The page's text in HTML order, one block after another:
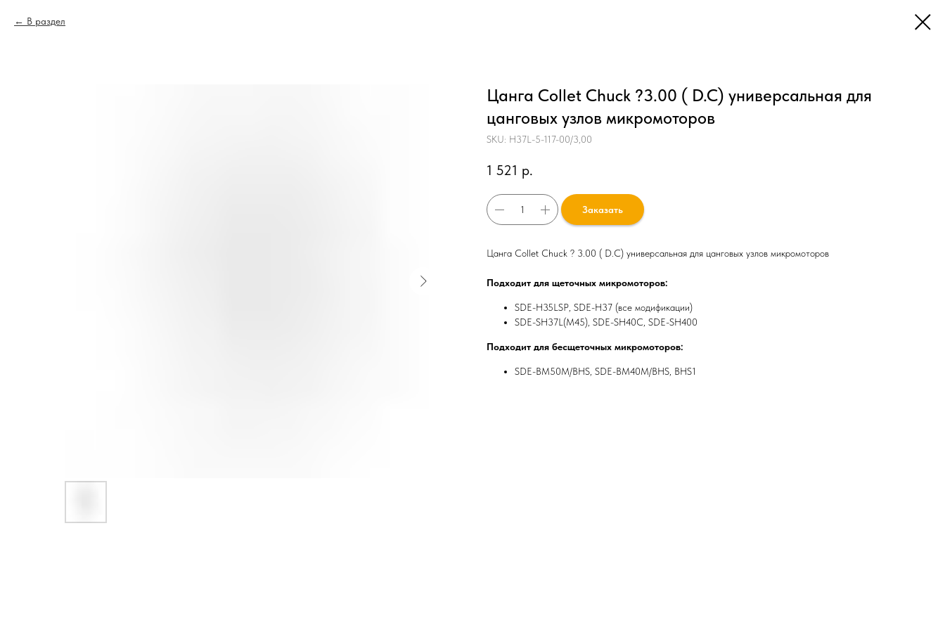
В раздел
Цанга Collet Chuck ?3.00 ( D.C) универсальная для
цанговых узлов микромоторов
SKU: H37L-5-117-00/3,00
1 521 р.
Заказать
Цанга Collet Chuck ? 3.00 ( D.C) универсальная для цанговых узлов микромоторов
Подходит для щеточных микромоторов:
SDE-H35LSP, SDE-H37 (все модификации)
SDE-SH37L(M45), SDE-SH40C, SDE-SH400
Подходит для бесщеточных микромоторов:
SDE-BM50M/BHS, SDE-BM40M/BHS, BHS1